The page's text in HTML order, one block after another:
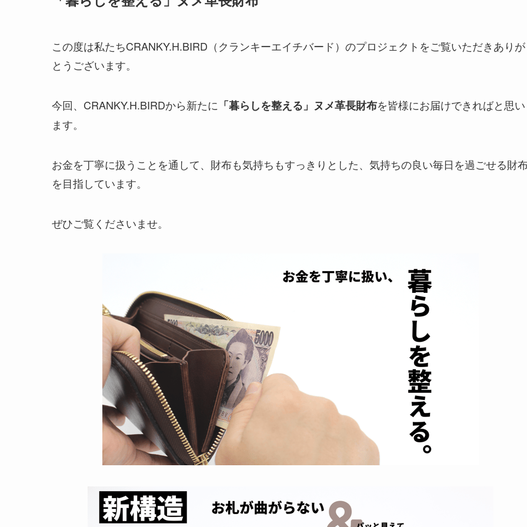
この度は私たちCRANKY.H.BIRD（クランキーエイチバード）のプロジェクトをご覧いただきありが
とうございます。
今回、CRANKY.H.BIRDから新たに 「暮らしを整える」ヌメ革長財布を皆様にお届けできればと思い
ます。
お金を丁寧に扱うことを通して、財布も気持ちもすっきりとした、気持ちの良い毎日を過ごせる財
を目指しています。
ぜひご覧くださいませ。